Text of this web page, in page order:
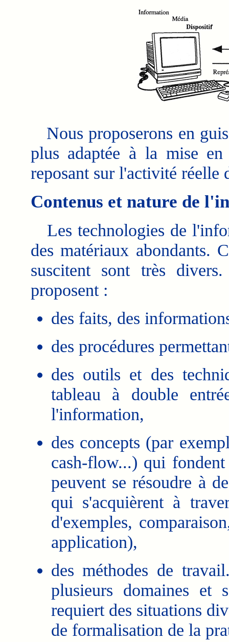
Nous proposerons en
plus adaptée à la mise en
reposant sur l'activité réelle
Contenus et nature de
Les technologies de
des matériaux abondants.
suscitent sont très
proposent :
des faits, des
des procédures
des outils et des
tableau à double
l'information,
des concepts (par
cash-flow...) qui
peuvent se résoudre à
qui s'acquièrent à
d'exemples,
application),
des méthodes de
plusieurs domaines et
requiert des situations
de formalisation de la